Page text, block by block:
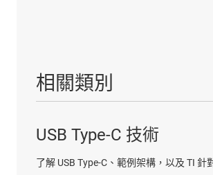
相關類別
USB Type-C 技術
了解 USB Type-C、範例架構，以及 TI